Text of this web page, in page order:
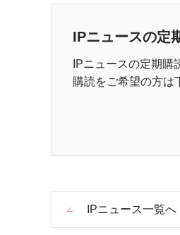
IPニュースの定
IPニュースの定期購
購読をご希望の方は
IPニュース一覧へ